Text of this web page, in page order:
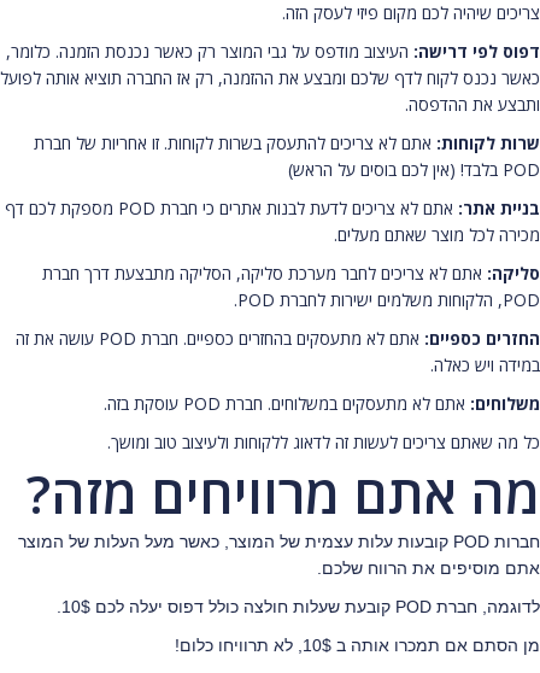
צריכים שיהיה לכם מקום פיזי לעסק הזה.
דפוס לפי דרישה: העיצוב מודפס על גבי המוצר רק כאשר נכנסת הזמנה. כלומר,
כאשר נכנס לקוח לדף שלכם ומבצע את ההזמנה, רק אז החברה תוציא אותה לפועל
ותבצע את ההדפסה.
שרות לקוחות: אתם לא צריכים להתעסק בשרות לקוחות. זו אחריות של חברת
POD בלבד! (אין לכם בוסים על הראש)
בניית אתר:
אתם לא צריכים לדעת לבנות אתרים כי חברת POD מספקת לכם דף
מכירה לכל מוצר שאתם מעלים.
סליקה: אתם לא צריכים לחבר מערכת סליקה, הסליקה מתבצעת דרך חברת
POD, הלקוחות משלמים ישירות לחברת POD.
החזרים כספיים:
אתם לא מתעסקים בהחזרים כספיים. חברת POD עושה את זה
במידה ויש כאלה.
משלוחים: אתם לא מתעסקים במשלוחים. חברת POD עוסקת בזה.
כל מה שאתם צריכים לעשות זה לדאוג ללקוחות ולעיצוב טוב ומושך.
מה אתם מרוויחים מזה?
חברות POD
קובעות עלות עצמית של המוצר, כאשר מעל העלות של המוצר
אתם מוסיפים את הרווח שלכם.
לדוגמה, חברת POD
קובעת שעלות חולצה כולל דפוס יעלה לכם 10$.
מן הסתם אם תמכרו אותה ב 10$, לא תרוויחו כלום!